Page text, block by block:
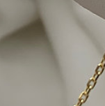
vous mettre sur votre